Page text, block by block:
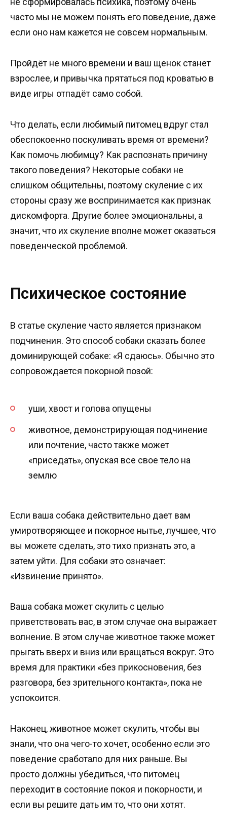
часто мы не можем понять его поведение, даже
если оно нам кажется не совсем нормальным.
Пройдёт не много времени и ваш щенок станет
взрослее, и привычка прятаться под кроватью в
виде игры отпадёт само собой.
Что делать, если любимый питомец вдруг стал
обеспокоенно поскуливать время от времени?
Как помочь любимцу? Как распознать причину
такого поведения? Некоторые собаки не
слишком общительны, поэтому скуление с их
стороны сразу же воспринимается как признак
дискомфорта. Другие более эмоциональны, а
значит, что их скуление вполне может оказаться
поведенческой проблемой.
Психическое состояние
В статье скуление часто является признаком
подчинения. Это способ собаки сказать более
доминирующей собаке: «Я сдаюсь». Обычно это
сопровождается покорной позой:
уши, хвост и голова опущены
животное, демонстрирующая подчинение
или почтение, часто также может
«приседать», опуская все свое тело на
землю
Если ваша собака действительно дает вам
умиротворяющее и покорное нытье, лучшее, что
вы можете сделать, это тихо признать это, а
затем уйти. Для собаки это означает:
«Извинение принято».
Ваша собака может скулить с целью
приветствовать вас, в этом случае она выражает
волнение. В этом случае животное также может
прыгать вверх и вниз или вращаться вокруг. Это
время для практики «без прикосновения, без
разговора, без зрительного контакта», пока не
успокоится.
Наконец, животное может скулить, чтобы вы
знали, что она чего-то хочет, особенно если это
поведение сработало для них раньше. Вы
просто должны убедиться, что питомец
переходит в состояние покоя и покорности, и
если вы решите дать им то, что они хотят.